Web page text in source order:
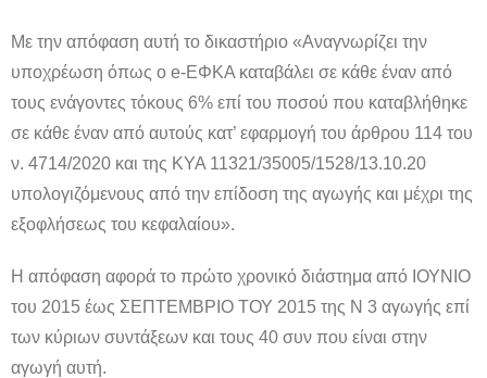
Με την απόφαση αυτή το δικαστήριο «Αναγνωρίζει την
υποχρέωση όπως ο e-ΕΦΚΑ καταβάλει σε κάθε έναν από
τους ενάγοντες τόκους 6% επί του ποσού που καταβλήθηκε
σε κάθε έναν από αυτούς κατ’ εφαρμογή του άρθρου 114 του
ν. 4714/2020 και της ΚΥΑ 11321/35005/1528/13.10.20
υπολογιζόμενους από την επίδοση της αγωγής και μέχρι της
εξοφλήσεως του κεφαλαίου».
Η απόφαση αφορά το πρώτο χρονικό διάστημα από ΙΟΥΝΙΟ
του 2015 έως ΣΕΠΤΕΜΒΡΙΟ ΤΟΥ 2015 της Ν 3 αγωγής επί
των κύριων συντάξεων και τους 40 συν που είναι στην
αγωγή αυτή.